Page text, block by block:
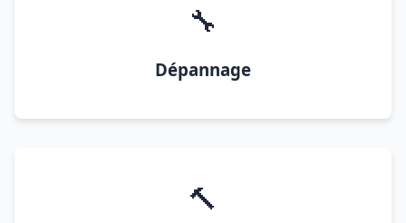
🔧
Dépannage
🔨